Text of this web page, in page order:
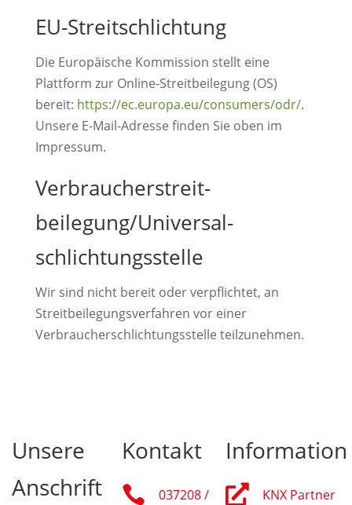
EU-Streitschlichtung
Die Europäische Kommission stellt eine
Plattform zur Online-Streitbeilegung (OS)
bereit: https://ec.europa.eu/consumers/odr/.
Unsere E-Mail-Adresse finden Sie oben im
Impressum.
Verbraucher­streit­
beilegung/Universal­
schlichtungs­stelle
Wir sind nicht bereit oder verpflichtet, an
Streitbeilegungsverfahren vor einer
Verbraucherschlichtungsstelle teilzunehmen.
Unsere
Anschrift
Kontakt

037208 /
Information
 KNX Partner